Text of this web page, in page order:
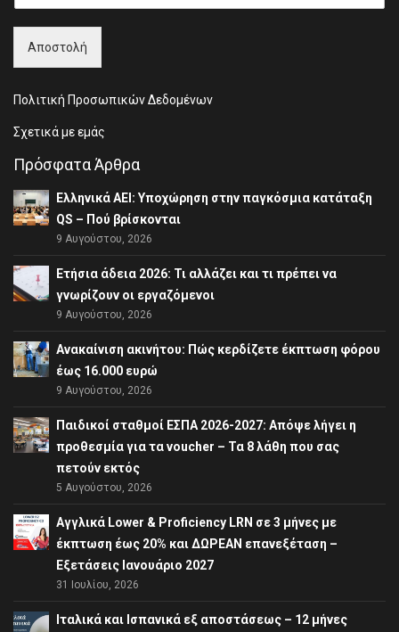
Αποστολή
Πολιτική Προσωπικών Δεδομένων
Σχετικά με εμάς
Πρόσφατα Άρθρα
Ελληνικά ΑΕΙ: Υποχώρηση στην παγκόσμια κατάταξη
QS – Πού βρίσκονται
9 Αυγούστου, 2026
Ετήσια άδεια 2026: Τι αλλάζει και τι πρέπει να
γνωρίζουν οι εργαζόμενοι
9 Αυγούστου, 2026
Ανακαίνιση ακινήτου: Πώς κερδίζετε έκπτωση φόρου
έως 16.000 ευρώ
9 Αυγούστου, 2026
Παιδικοί σταθμοί ΕΣΠΑ 2026-2027: Απόψε λήγει η
προθεσμία για τα voucher – Τα 8 λάθη που σας
πετούν εκτός
5 Αυγούστου, 2026
Αγγλικά Lower & Proficiency LRN σε 3 μήνες με
έκπτωση έως 20% και ΔΩΡΕΑΝ επανεξέταση –
Εξετάσεις Ιανουάριο 2027
31 Ιουλίου, 2026
Ιταλικά και Ισπανικά εξ αποστάσεως – 12 μήνες